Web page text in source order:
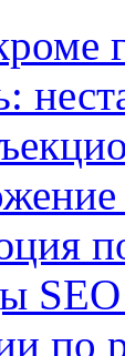
по